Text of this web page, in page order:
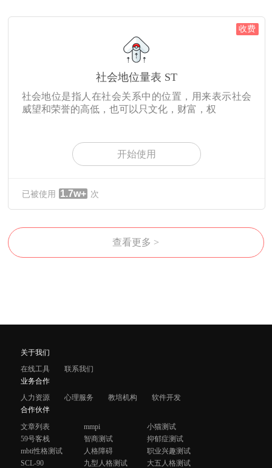
收费
社会地位量表 ST
社会地位是指人在社会关系中的位置，用来表示社会
威望和荣誉的高低，也可以只文化，财富，权
开始使用
已被使用 1.7w+ 次
查看更多 >
关于我们
在线工具
联系我们
业务合作
人力资源
心理服务 教培机构
软件开发
合作伙伴
文章列表
mmpi
小猫测试
59号客栈
智商测试
抑郁症测试
mbti性格测试
人格障碍
职业兴趣测试
SCL-90
九型人格测试
大五人格测试